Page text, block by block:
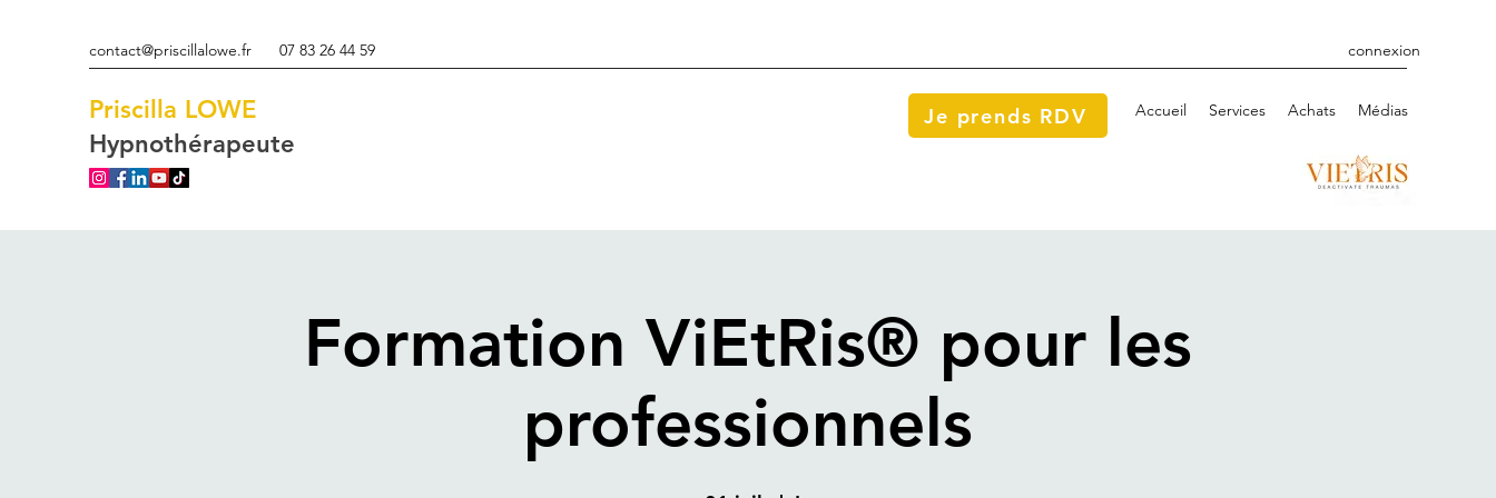
contact@priscillalowe.fr 07 83 26 44 59 connexion
Priscilla LOWE
Hypnothérapeute
Accueil Services Achats Médias
Je prends RDV
Formation ViEtRis® pour les
professionnels